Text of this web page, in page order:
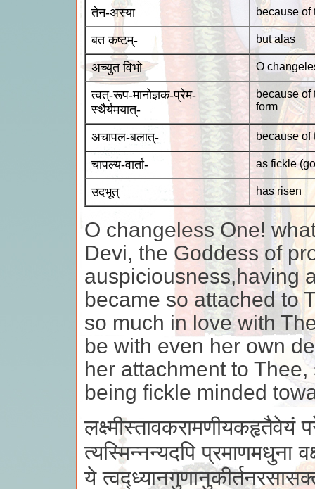
तेन-अस्या because of
बत कष्टम्- but alas
अच्युत विभो O
त्वत्-रूप-मानोज्ञक-प्रेम-
स्थैर्यमयात्-
because of
form
अचापल-बलात्- because of
चापल्य-वार्ता- as fickle
उदभूत् has risen
O changeless One!
Devi, the Goddess of
auspiciousness,having
became so attached to
so much in love with
be with even her own
her attachment to
being fickle minded
लक्ष्मीस्तावकरामणीयकहृतैवेयं
त्यस्मिन्नन्यदपि प्रमाणमधुना
ये